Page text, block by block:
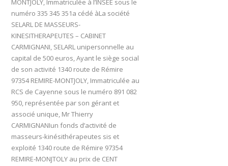
MONTJOLY, Immatriculée à l’INSEE sous le
numéro 335 345 351a cédé àLa société
SELARL DE MASSEURS-
KINESITHERAPEUTES – CABINET
CARMIGNANI, SELARL unipersonnelle au
capital de 500 euros, Ayant le siège social
de son activité 1340 route de Rémire
97354 REMIRE-MONTJOLY, Immatriculée au
RCS de Cayenne sous le numéro 891 082
950, représentée par son gérant et
associé unique, Mr Thierry
CARMIGNANIun fonds d’activité de
masseurs-kinésithérapeutes sis et
exploité 1340 route de Rémire 97354
REMIRE-MONJTOLY au prix de CENT